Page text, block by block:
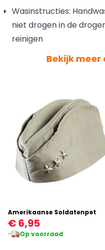
Wasinstructies:
niet drogen in de
reinigen
Bekijk
Amerikaanse Soldatenpet
€ 6,95
Op voorraad